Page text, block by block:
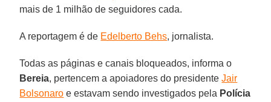
mais de 1 milhão de seguidores cada.
A reportagem é de Edelberto Behs, jornalista.
Todas as páginas e canais bloqueados, informa o
Bereia, pertencem a apoiadores do presidenteJair
Bolsonaro e estavam sendo investigados pela Polícia